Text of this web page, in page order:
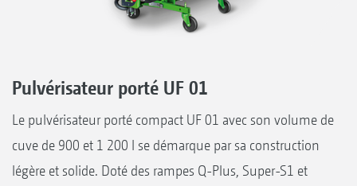
Pulvérisateur porté UF 01
Le pulvérisateur porté compact UF 01 avec son volume de
cuve de 900 et 1 200 l se démarque par sa construction
légère et solide. Doté des rampes Q-Plus, Super-S1 et